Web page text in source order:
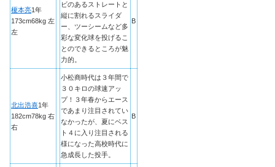
榎本亮1年
173cm68kg 左
左
ビのあるストレートと
縦に割れるスライダ
ー、ツーシームなど多
彩な変化球を投げるこ
とのできるところが魅
力的。
B
北出浩喜1年
182cm78kg 右
右
小松商時代は３年間で
３０キロの球速アッ
プ！３年春からエース
であまり注目されてい
なかったが、夏にベス
ト４に入り注目される
様になった高校時代に
急成長した投手。
B